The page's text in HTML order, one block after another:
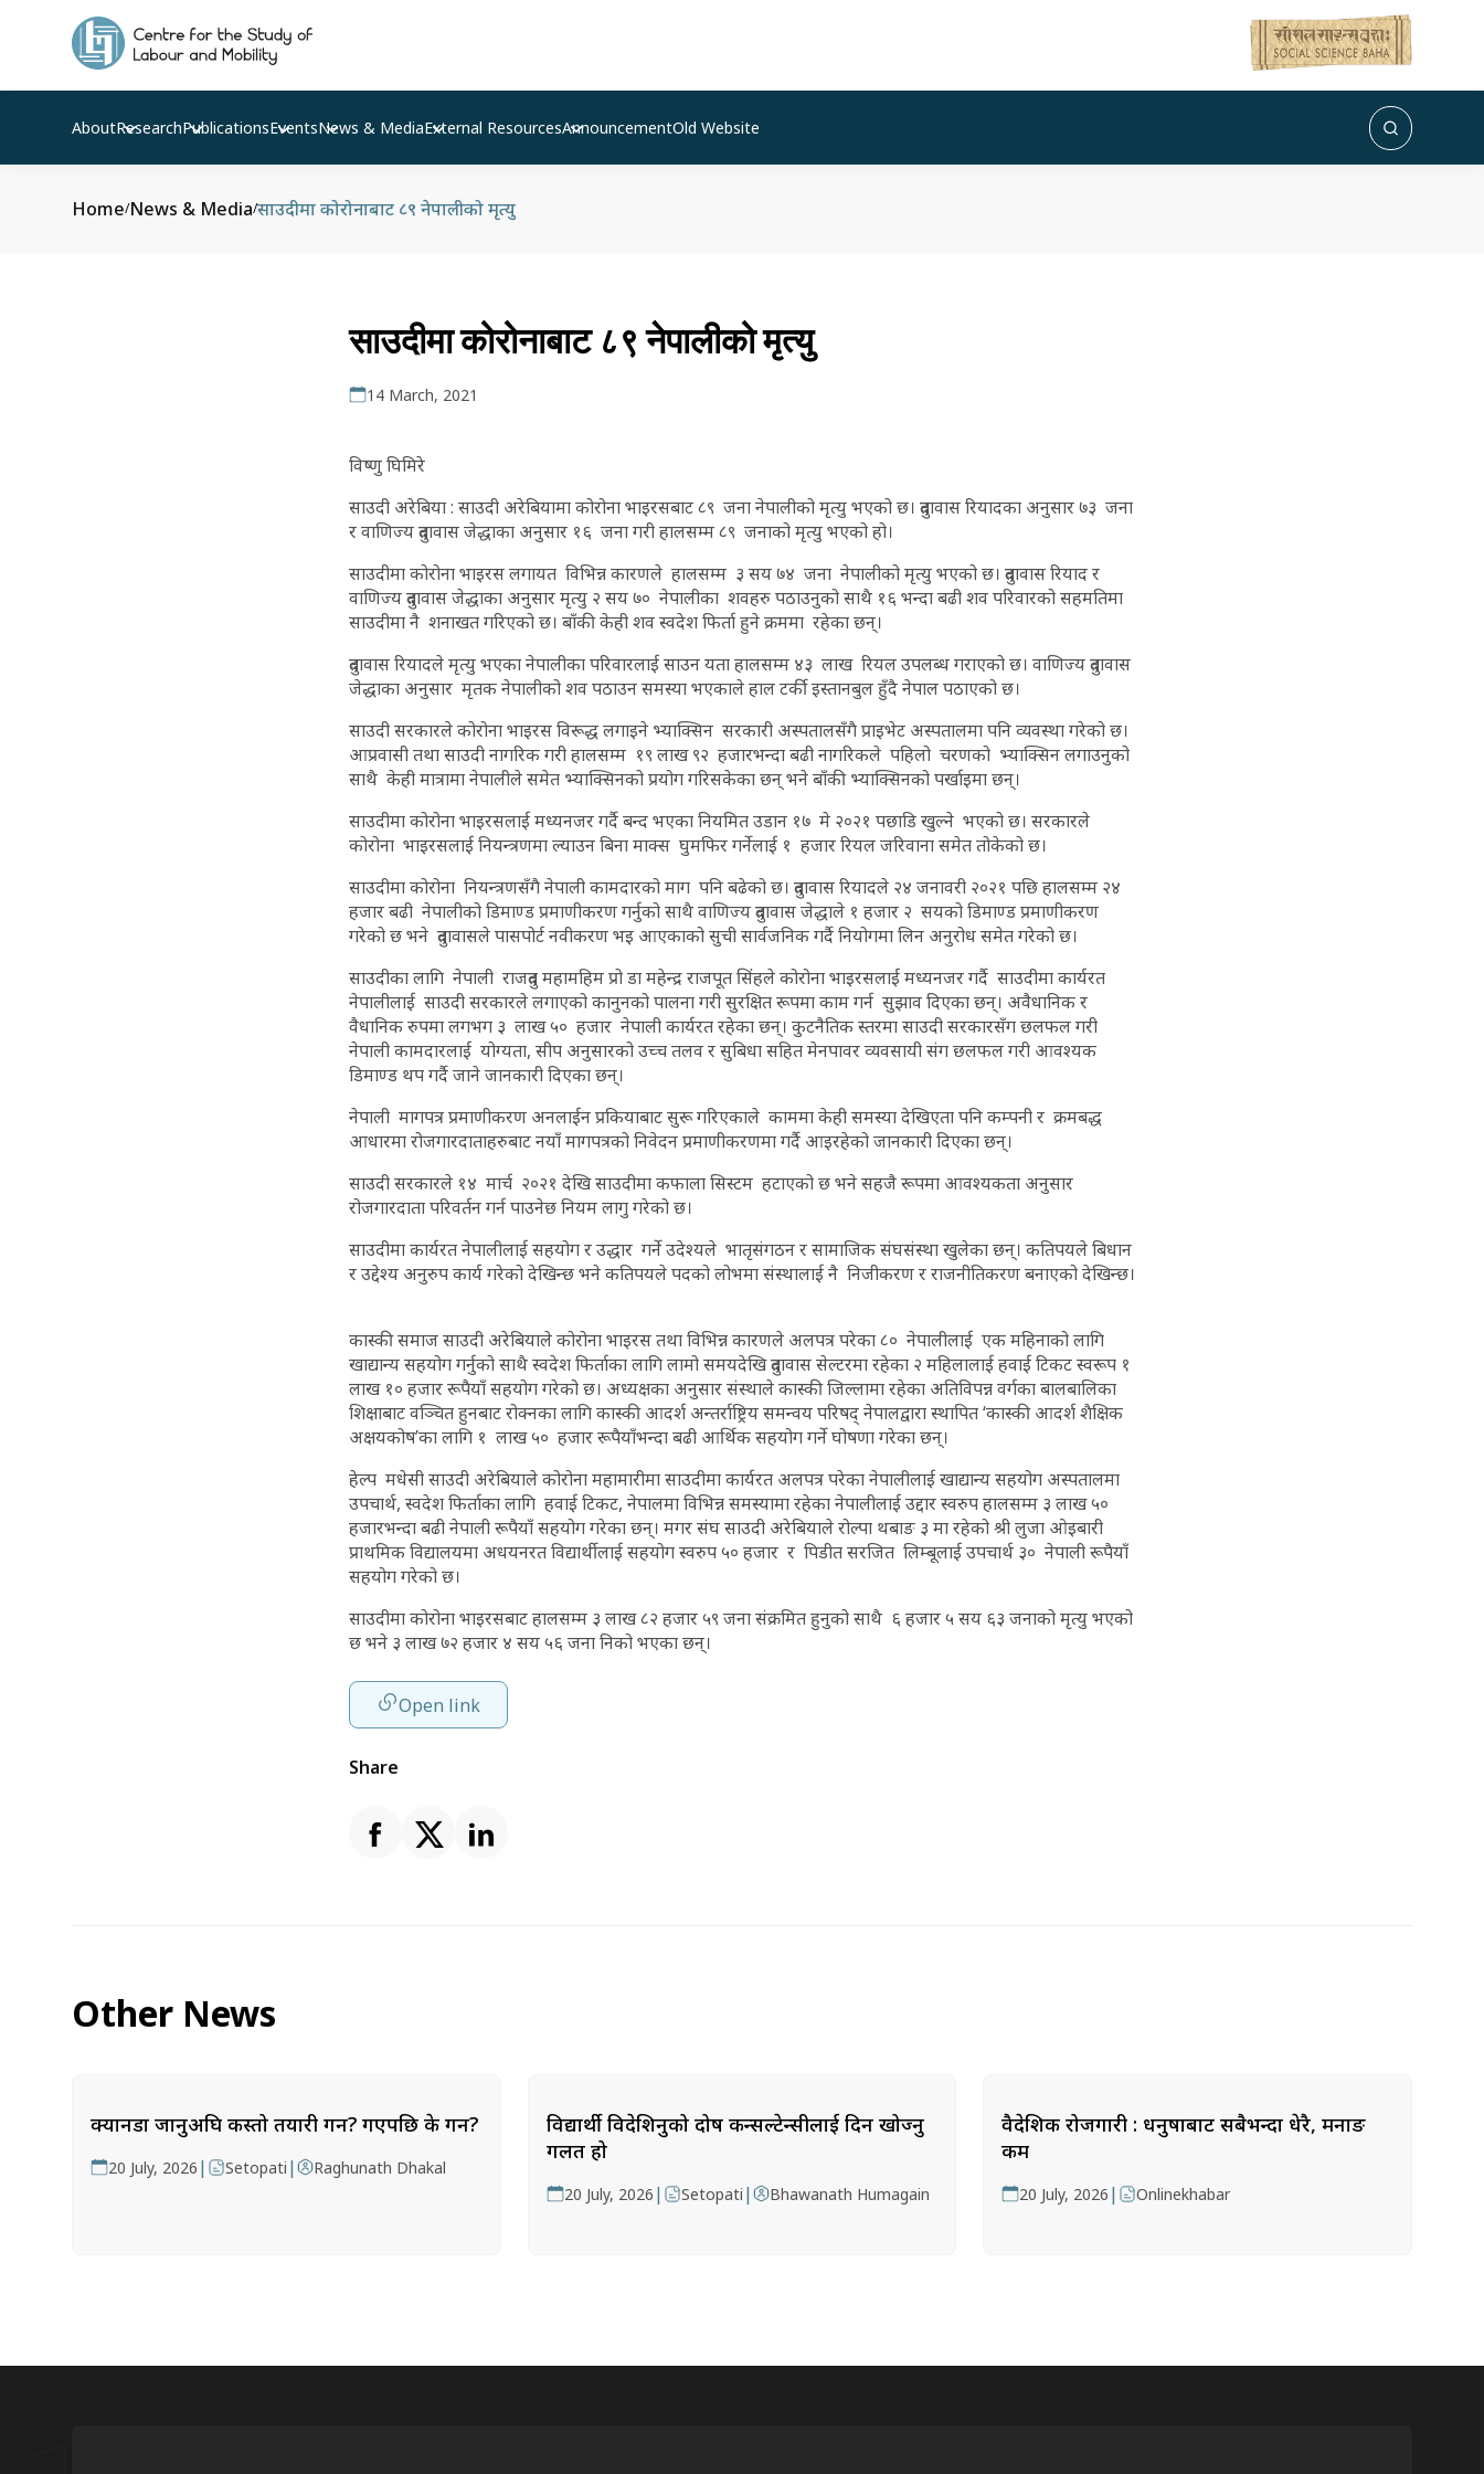
AboutResearchPublicationsEventsNews & MediaExternal ResourcesAnnouncementOld Website
Home/News & Media/साउदीमा कोरोनाबाट ८९ नेपालीको मृत्यु
साउदीमा कोरोनाबाट ८९ नेपालीको मृत्यु
14 March, 2021
विष्णु घिमिरे
साउदी अरेबिया : साउदी अरेबियामा कोरोना भाइरसबाट ८९ जना नेपालीको मृत्यु भएको छ। दुतावास रियादका अनुसार ७३ जना
र वाणिज्य दुतावास जेद्धाका अनुसार १६ जना गरी हालसम्म ८९ जनाको मृत्यु भएको हो।
साउदीमा कोरोना भाइरस लगायत विभिन्न कारणले हालसम्म ३ सय ७४ जना नेपालीको मृत्यु भएको छ। दुतावास रियाद र
वाणिज्य दुतावास जेद्धाका अनुसार मृत्यु २ सय ७० नेपालीका शवहरु पठाउनुको साथै १६ भन्दा बढी शव परिवारको सहमतिमा
साउदीमा नै शनाखत गरिएको छ। बाँकी केही शव स्वदेश फिर्ता हुने क्रममा रहेका छन्।
दुतावास रियादले मृत्यु भएका नेपालीका परिवारलाई साउन यता हालसम्म ४३ लाख रियल उपलब्ध गराएको छ। वाणिज्य दुतावास
जेद्धाका अनुसार मृतक नेपालीको शव पठाउन समस्या भएकाले हाल टर्की इस्तानबुल हुँदै नेपाल पठाएको छ।
साउदी सरकारले कोरोना भाइरस विरूद्ध लगाइने भ्याक्सिन सरकारी अस्पतालसँगै प्राइभेट अस्पतालमा पनि व्यवस्था गरेको छ।
आप्रवासी तथा साउदी नागरिक गरी हालसम्म १९ लाख ९२ हजारभन्दा बढी नागरिकले पहिलो चरणको भ्याक्सिन लगाउनुको
साथै केही मात्रामा नेपालीले समेत भ्याक्सिनको प्रयोग गरिसकेका छन् भने बाँकी भ्याक्सिनको पर्खाइमा छन्।
साउदीमा कोरोना भाइरसलाई मध्यनजर गर्दै बन्द भएका नियमित उडान १७ मे २०२१ पछाडि खुल्ने भएको छ। सरकारले
कोरोना भाइरसलाई नियन्त्रणमा ल्याउन बिना माक्स घुमफिर गर्नेलाई १ हजार रियल जरिवाना समेत तोकेको छ।
साउदीमा कोरोना नियन्त्रणसँगै नेपाली कामदारको माग पनि बढेको छ। दुतावास रियादले २४ जनावरी २०२१ पछि हालसम्म २४
हजार बढी नेपालीको डिमाण्ड प्रमाणीकरण गर्नुको साथै वाणिज्य दुतावास जेद्धाले १ हजार २ सयको डिमाण्ड प्रमाणीकरण
गरेको छ भने दुतावासले पासपोर्ट नवीकरण भइ आएकाको सुची सार्वजनिक गर्दै नियोगमा लिन अनुरोध समेत गरेको छ।
साउदीका लागि नेपाली राजदुत महामहिम प्रो डा महेन्द्र राजपूत सिंहले कोरोना भाइरसलाई मध्यनजर गर्दै साउदीमा कार्यरत
नेपालीलाई साउदी सरकारले लगाएको कानुनको पालना गरी सुरक्षित रूपमा काम गर्न सुझाव दिएका छन्। अवैधानिक र
वैधानिक रुपमा लगभग ३ लाख ५० हजार नेपाली कार्यरत रहेका छन्। कुटनैतिक स्तरमा साउदी सरकारसँग छलफल गरी
नेपाली कामदारलाई योग्यता, सीप अनुसारको उच्च तलव र सुबिधा सहित मेनपावर व्यवसायी संग छलफल गरी आवश्यक
डिमाण्ड थप गर्दै जाने जानकारी दिएका छन्।
नेपाली मागपत्र प्रमाणीकरण अनलाईन प्रकियाबाट सुरू गरिएकाले काममा केही समस्या देखिएता पनि कम्पनी र क्रमबद्ध
आधारमा रोजगारदाताहरुबाट नयाँ मागपत्रको निवेदन प्रमाणीकरणमा गर्दै आइरहेको जानकारी दिएका छन्।
साउदी सरकारले १४ मार्च २०२१ देखि साउदीमा कफाला सिस्टम हटाएको छ भने सहजै रूपमा आवश्यकता अनुसार
रोजगारदाता परिवर्तन गर्न पाउनेछ नियम लागु गरेको छ।
साउदीमा कार्यरत नेपालीलाई सहयोग र उद्धार गर्ने उदेश्यले भातृसंगठन र सामाजिक संघसंस्था खुलेका छन्। कतिपयले बिधान
र उद्देश्य अनुरुप कार्य गरेको देखिन्छ भने कतिपयले पदको लोभमा संस्थालाई नै निजीकरण र राजनीतिकरण बनाएको देखिन्छ।
कास्की समाज साउदी अरेबियाले कोरोना भाइरस तथा विभिन्न कारणले अलपत्र परेका ८० नेपालीलाई एक महिनाको लागि
खाद्यान्य सहयोग गर्नुको साथै स्वदेश फिर्ताका लागि लामो समयदेखि दुतावास सेल्टरमा रहेका २ महिलालाई हवाई टिकट स्वरूप १
लाख १० हजार रूपैयाँ सहयोग गरेको छ। अध्यक्षका अनुसार संस्थाले कास्की जिल्लामा रहेका अतिविपन्न वर्गका बालबालिका
शिक्षाबाट वञ्चित हुनबाट रोक्नका लागि कास्की आदर्श अन्तर्राष्ट्रिय समन्वय परिषद् नेपालद्वारा स्थापित ‘कास्की आदर्श शैक्षिक
अक्षयकोष’का लागि १ लाख ५० हजार रूपैयाँभन्दा बढी आर्थिक सहयोग गर्ने घोषणा गरेका छन्।
हेल्प मधेसी साउदी अरेबियाले कोरोना महामारीमा साउदीमा कार्यरत अलपत्र परेका नेपालीलाई खाद्यान्य सहयोग अस्पतालमा
उपचार्थ, स्वदेश फिर्ताका लागि हवाई टिकट, नेपालमा विभिन्न समस्यामा रहेका नेपालीलाई उद्दार स्वरुप हालसम्म ३ लाख ५०
हजारभन्दा बढी नेपाली रूपैयाँ सहयोग गरेका छन्। मगर संघ साउदी अरेबियाले रोल्पा थबाङ ३ मा रहेको श्री लुजा ओइबारी
प्राथमिक विद्यालयमा अधयनरत विद्यार्थीलाई सहयोग स्वरुप ५० हजार र पिडीत सरजित लिम्बूलाई उपचार्थ ३० नेपाली रूपैयाँ
सहयोग गरेको छ।
साउदीमा कोरोना भाइरसबाट हालसम्म ३ लाख ८२ हजार ५९ जना संक्रमित हुनुको साथै ६ हजार ५ सय ६३ जनाको मृत्यु भएको
छ भने ३ लाख ७२ हजार ४ सय ५६ जना निको भएका छन्।
Open link
Share
Other News
क्यानडा जानुअघि कस्तो तयारी गर्ने? गएपछि के गर्ने?
20 July, 2026 | Setopati | Raghunath Dhakal
विद्यार्थी विदेशिनुको दोष कन्सल्टेन्सीलाई दिन खोज्नु
गलत हो
20 July, 2026 | Setopati | Bhawanath Humagain
वैदेशिक रोजगारी : धनुषाबाट सबैभन्दा धेरै, मनाङ
कम
20 July, 2026 | Onlinekhabar